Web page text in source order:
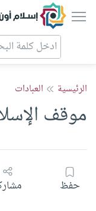
إسلام
الرئيسية العبادات
موقف
حفظ